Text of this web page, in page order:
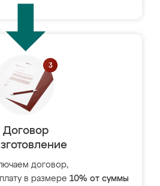
Договор
договор,
в размере 10% от суммы